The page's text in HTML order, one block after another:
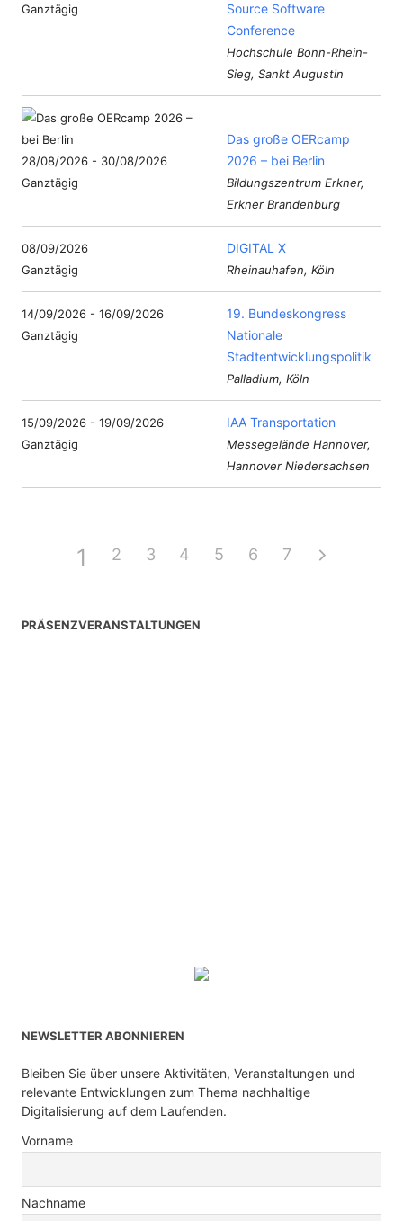
Ganztägig
Source Software
Conference
Hochschule Bonn-Rhein-
Sieg, Sankt Augustin
28/08/2026 - 30/08/2026
Ganztägig
Das große OERcamp
2026 – bei Berlin
Bildungszentrum Erkner,
Erkner Brandenburg
08/09/2026
Ganztägig
DIGITAL X
Rheinauhafen, Köln
14/09/2026 - 16/09/2026
Ganztägig
19. Bundeskongress
Nationale
Stadtentwicklungspolitik
Palladium, Köln
15/09/2026 - 19/09/2026
Ganztägig
IAA Transportation
Messegelände Hannover,
Hannover Niedersachsen
1 2 3 4 5 6 7
PRÄSENZVERANSTALTUNGEN
NEWSLETTER ABONNIEREN
Bleiben Sie über unsere Aktivitäten, Veranstaltungen und
relevante Entwicklungen zum Thema nachhaltige
Digitalisierung auf dem Laufenden.
Vorname
Nachname